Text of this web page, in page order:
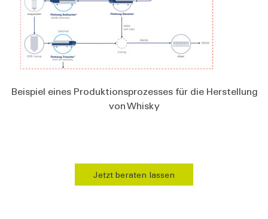
Beispiel eines Produktionsprozesses für die Herstellung
von Whisky
Jetzt beraten lassen